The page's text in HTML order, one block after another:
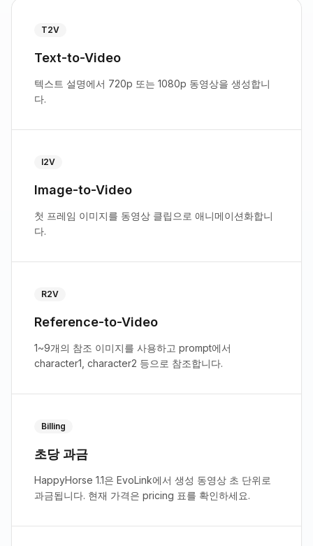
T2V
Text-to-Video
텍스트 설명에서 720p 또는 1080p 동영상을 생성합니
다.
I2V
Image-to-Video
첫 프레임 이미지를 동영상 클립으로 애니메이션화합니
다.
R2V
Reference-to-Video
1~9개의 참조 이미지를 사용하고 prompt에서
character1, character2 등으로 참조합니다.
Billing
초당 과금
HappyHorse 1.1은 EvoLink에서 생성 동영상 초 단위로
과금됩니다. 현재 가격은 pricing 표를 확인하세요.